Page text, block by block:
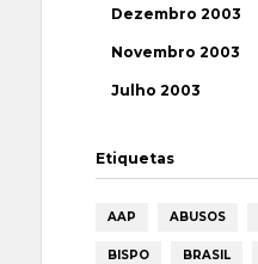
Dezembro 2003
Novembro 2003
Julho 2003
Etiquetas
AAP ABUSOS
BISPO BRASIL